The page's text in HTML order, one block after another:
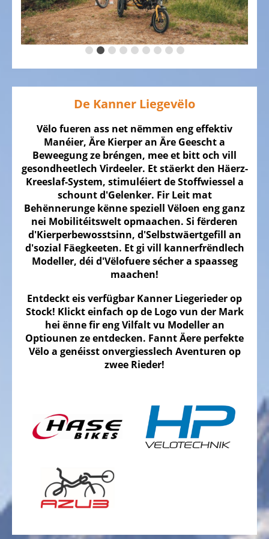
DE
VËLO
Kannervëloen
Vëloen
Mountainbikes,
MTB
Touren
Vëloen,
Trekking
Vëloen
Offroad
Trekking
Stadtvëloen
Klappvëloen
Tandem
Kanner
Dräirieder,
ELEKTRO
VËLOEN
PEDELEC
De Kanner Liegevëlo
Vëlo fueren ass net nëmmen eng effektiv
Manéier, Äre Kierper an Äre Geescht a
Beweegung ze bréngen, mee et bitt och vill
gesondheetlech Virdeeler. Et stäerkt den Häerz-
Kreeslaf-System, stimuléiert de Stoffwiessel a
schount d'Gelenker. Fir Leit mat
Behënnerunge kënne speziell Vëloen eng ganz
nei Mobilitéitswelt opmaachen. Si fërderen
d'Kierperbewosstsinn, d'Selbstwäertgefill an
d'sozial Fäegkeeten. Et gi vill kannerfrëndlech
Modeller, déi d'Vëlofuere sécher a spaasseg
maachen!
Entdeckt eis verfügbar Kanner Liegerieder op
Stock! Klickt einfach op de Logo vun der Mark
hei ënne fir eng Vilfalt vu Modeller an
Optiounen ze entdecken. Fannt Äere perfekte
Vëlo a genéisst onvergiesslech Aventuren op
zwee Rieder!